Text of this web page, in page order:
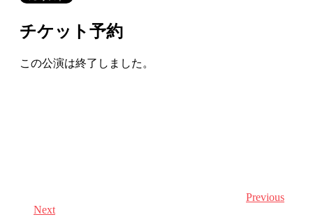
チケット予約
この公演は終了しました。
Previous
Next